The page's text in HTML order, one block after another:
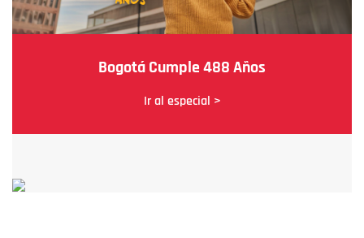
Bogotá Cumple 488 Años
Ir al especial >